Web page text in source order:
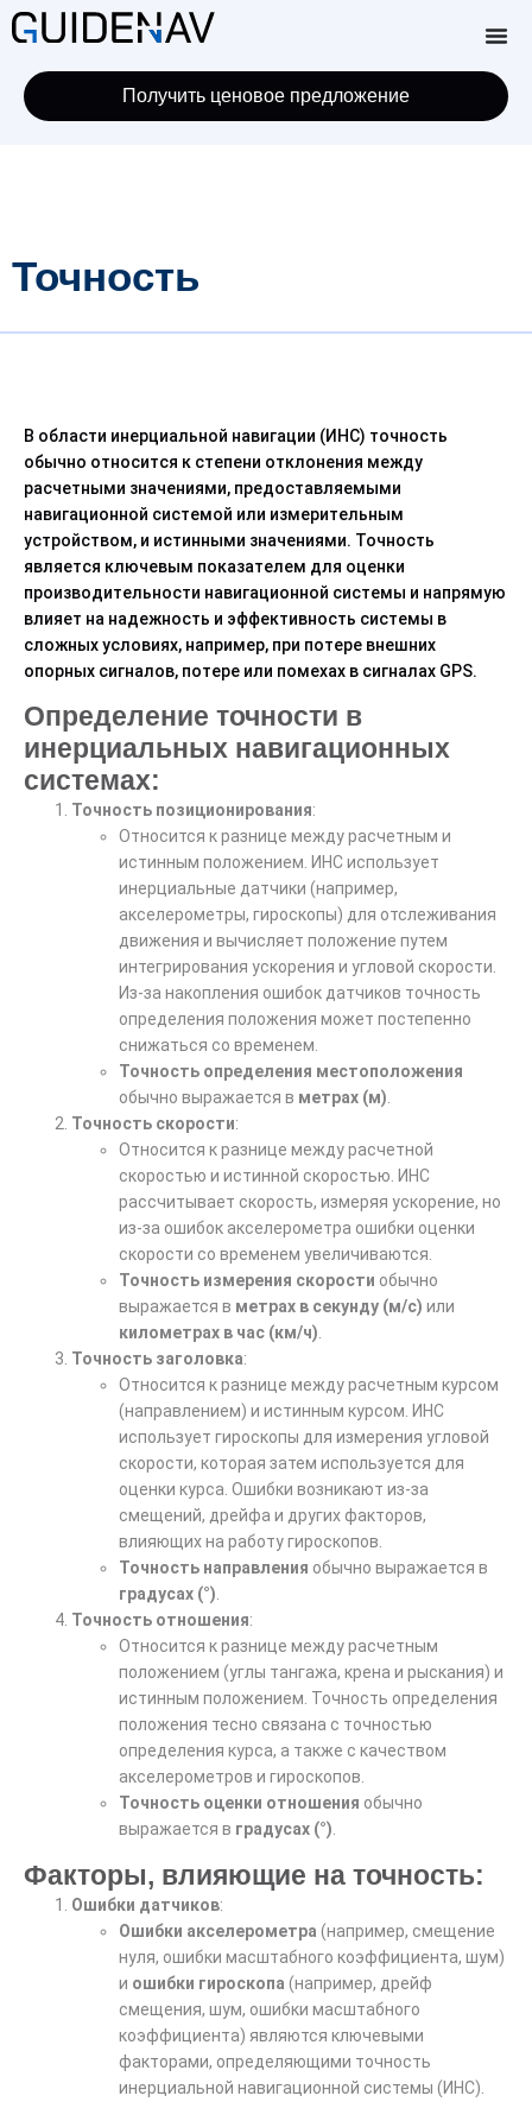
Получить ценовое предложение
Точность
В области инерциальной навигации (ИНС) точность
обычно относится к степени отклонения между
расчетными значениями, предоставляемыми
навигационной системой или измерительным
устройством, и истинными значениями. Точность
является ключевым показателем для оценки
производительности навигационной системы и напрямую
влияет на надежность и эффективность системы в
сложных условиях, например, при потере внешних
опорных сигналов, потере или помехах в сигналах GPS.
Определение точности в
инерциальных навигационных
системах:
Точность позиционирования:
Относится к разнице между расчетным и
истинным положением. ИНС использует
инерциальные датчики (например,
акселерометры, гироскопы) для отслеживания
движения и вычисляет положение путем
интегрирования ускорения и угловой скорости.
Из-за накопления ошибок датчиков точность
определения положения может постепенно
снижаться со временем.
Точность определения местоположения
обычно выражается в метрах (м).
Точность скорости:
Относится к разнице между расчетной
скоростью и истинной скоростью. ИНС
рассчитывает скорость, измеряя ускорение, но
из-за ошибок акселерометра ошибки оценки
скорости со временем увеличиваются.
Точность измерения скорости обычно
выражается в метрах в секунду (м/с) или
километрах в час (км/ч).
Точность заголовка:
Относится к разнице между расчетным курсом
(направлением) и истинным курсом. ИНС
использует гироскопы для измерения угловой
скорости, которая затем используется для
оценки курса. Ошибки возникают из-за
смещений, дрейфа и других факторов,
влияющих на работу гироскопов.
Точность направления обычно выражается в
градусах (°).
Точность отношения:
Относится к разнице между расчетным
положением (углы тангажа, крена и рыскания) и
истинным положением. Точность определения
положения тесно связана с точностью
определения курса, а также с качеством
акселерометров и гироскопов.
Точность оценки отношения обычно
выражается в градусах (°).
Факторы, влияющие на точность:
Ошибки датчиков:
Ошибки акселерометра (например, смещение
нуля, ошибки масштабного коэффициента, шум)
и ошибки гироскопа (например, дрейф
смещения, шум, ошибки масштабного
коэффициента) являются ключевыми
факторами, определяющими точность
инерциальной навигационной системы (ИНС).